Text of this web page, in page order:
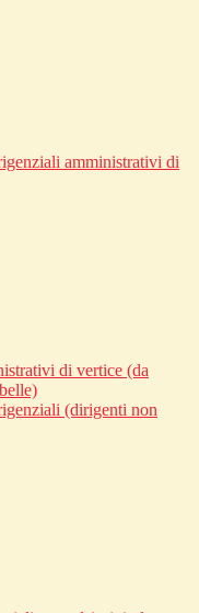
amministrativi di
di vertice (da
(dirigenti non